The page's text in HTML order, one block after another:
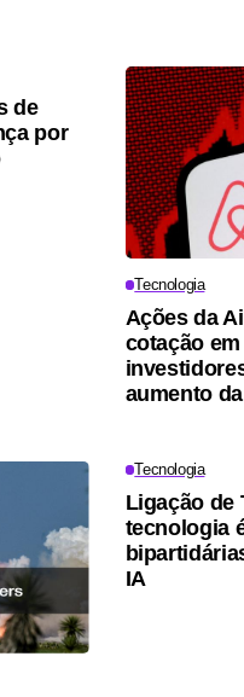
de
por
Tecnologia
Ações da
cotação
aumento
Tecnologia
Ligação de
tecnologia
IA